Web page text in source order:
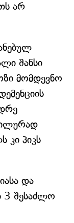
არ
შანსი
მომდევნო
კი პიკს
და
3 შესაძლო